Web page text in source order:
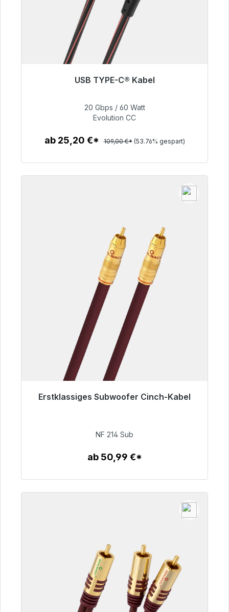
USB TYPE-C® Kabel
50,40 €
20 Gbps / 60 Watt
Evolution CC
ab 25,20 €* 109,00 €* (53.76% gespart)
Erstklassiges Subwoofer Cinch-Kabel
94,00 €
NF 214 Sub
ab 50,99 €*